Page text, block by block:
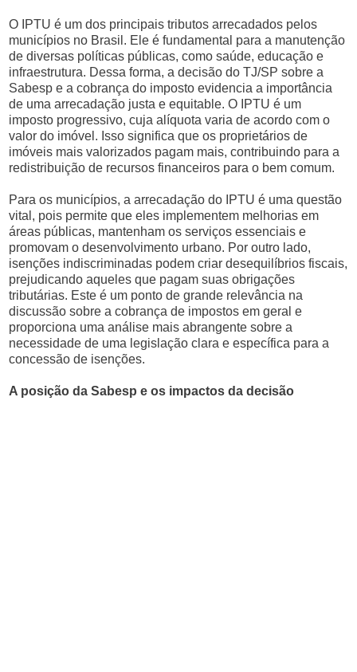
O IPTU é um dos principais tributos arrecadados pelos
municípios no Brasil. Ele é fundamental para a manutenção
de diversas políticas públicas, como saúde, educação e
infraestrutura. Dessa forma, a decisão do TJ/SP sobre a
Sabesp e a cobrança do imposto evidencia a importância
de uma arrecadação justa e equitable. O IPTU é um
imposto progressivo, cuja alíquota varia de acordo com o
valor do imóvel. Isso significa que os proprietários de
imóveis mais valorizados pagam mais, contribuindo para a
redistribuição de recursos financeiros para o bem comum.
Para os municípios, a arrecadação do IPTU é uma questão
vital, pois permite que eles implementem melhorias em
áreas públicas, mantenham os serviços essenciais e
promovam o desenvolvimento urbano. Por outro lado,
isenções indiscriminadas podem criar desequilíbrios fiscais,
prejudicando aqueles que pagam suas obrigações
tributárias. Este é um ponto de grande relevância na
discussão sobre a cobrança de impostos em geral e
proporciona uma análise mais abrangente sobre a
necessidade de uma legislação clara e específica para a
concessão de isenções.
A posição da Sabesp e os impactos da decisão